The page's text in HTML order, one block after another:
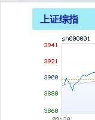
上证综指